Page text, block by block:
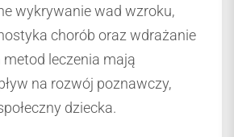
wykrywanie wad wzroku,
chorób oraz wdrażanie
leczenia mają
na rozwój poznawczy,
dziecka.